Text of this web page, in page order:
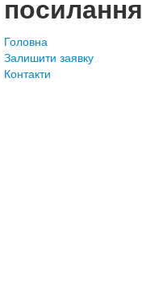
посилання
Головна
Залишити заявку
Контакти